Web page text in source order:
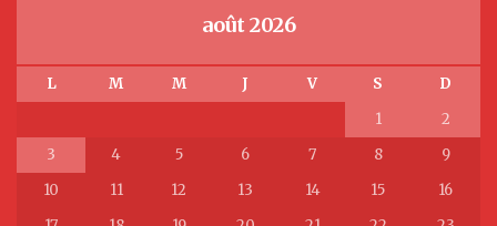
août 2026
L M M J V S
D
1
2
3
4 5 6 7 8
9
10
11 12 13 14 15
16